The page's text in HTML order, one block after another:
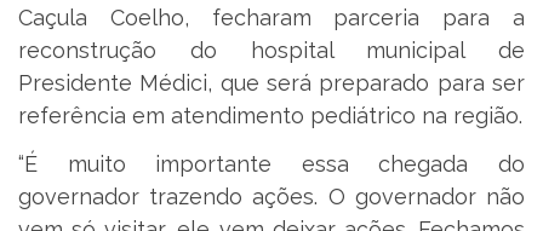
Caçula Coelho, fecharam parceria para a
reconstrução do hospital municipal de
Presidente Médici, que será preparado para ser
referência em atendimento pediátrico na região.
“É muito importante essa chegada do
governador trazendo ações. O governador não